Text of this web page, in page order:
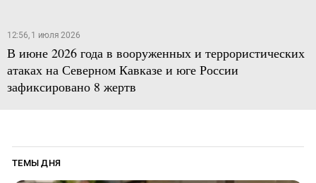
12:56, 1 июля 2026
В июне 2026 года в вооруженных и террористических
атаках на Северном Кавказе и юге России
зафиксировано 8 жертв
ТЕМЫ ДНЯ